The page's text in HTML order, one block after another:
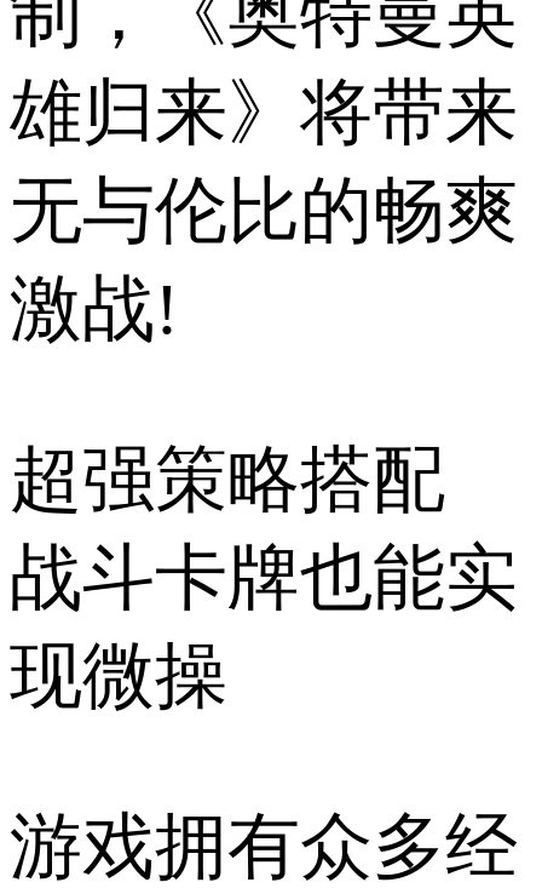
雄归来》将带来
无与伦比的畅爽
激战!
超强策略搭配
战斗卡牌也能实
现微操
游戏拥有众多经